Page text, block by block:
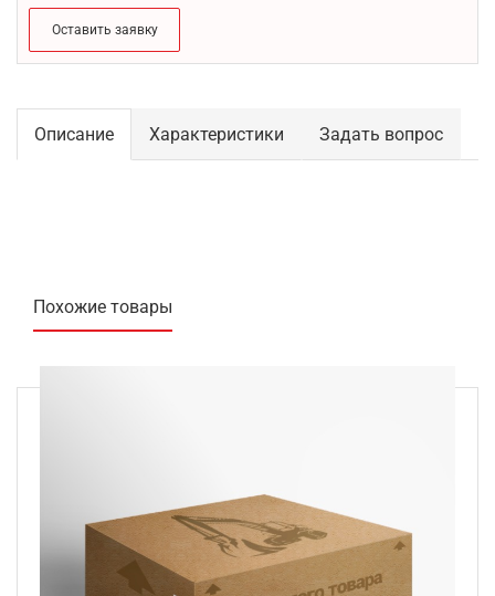
Оставить заявку
Описание Характеристики Задать вопрос
Похожие товары